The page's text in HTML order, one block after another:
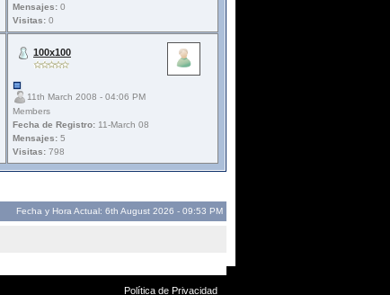
Mensajes: 0
Visitas: 0
100x100
11th March 2008 - 04:06 PM
Members
Fecha de Registro: 11-March 08
Mensajes: 5
Visitas: 798
Fecha y Hora Actual: 6th August 2026 - 09:53 PM
Política de Privacidad